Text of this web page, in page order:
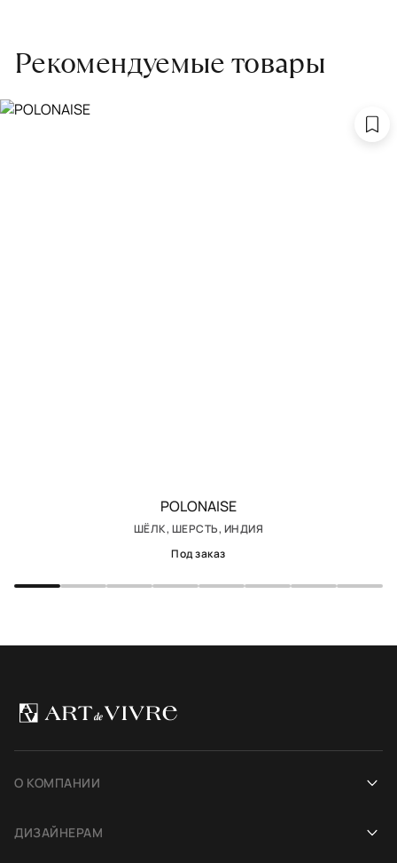
заборе ковра экспертом либо привозите его в салон.
Рекомендуемые товары
POLONAISE
ШЁЛК, ШЕРСТЬ, ИНДИЯ
Под заказ
О КОМПАНИИ
ДИЗАЙНЕРАМ